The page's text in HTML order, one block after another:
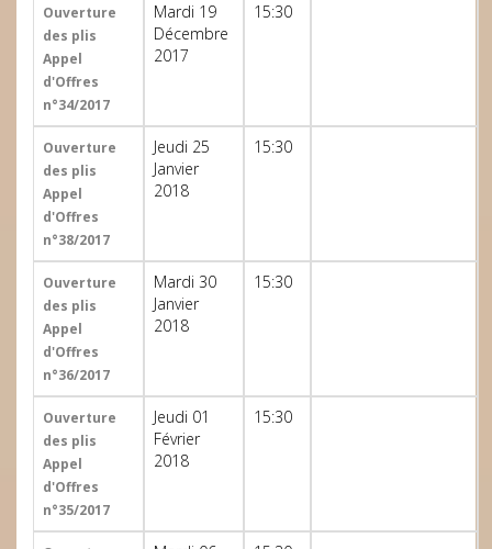
Ouverture
des plis
Appel
d'Offres
n°34/2017
Mardi 19
Décembre
2017
15:30
Ouverture
des plis
Appel
d'Offres
n°38/2017
Jeudi 25
Janvier
2018
15:30
Ouverture
des plis
Appel
d'Offres
n°36/2017
Mardi 30
Janvier
2018
15:30
Ouverture
des plis
Appel
d'Offres
n°35/2017
Jeudi 01
Février
2018
15:30